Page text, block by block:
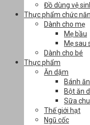
Đồ dùng vệ
Thực phẩm chức
Dành cho mẹ
Mẹ bầu
Mẹ sau
Dành cho bé
Thực phẩm
Ăn dặm
Bánh
Bột ăn
Sữa
Thế giới hạt
Ngũ cốc